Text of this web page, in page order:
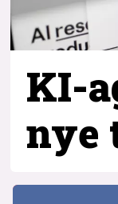
KI-
nye